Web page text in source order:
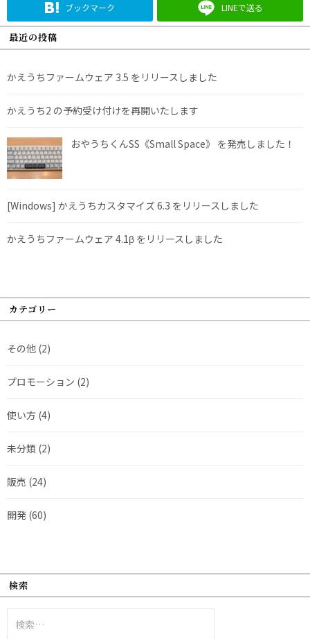
ブックマーク LINEで送る
最近の投稿
かえうちファームウェア 3.5 をリリースしました
かえうち2 の予約受け付けを再開いたします
おやうちくんSS《Small Space》 を発売しました！
[Windows] かえうちカスタマイズ 6.3 をリリースしました
かえうちファームウェア 4.1β をリリースしました
カテゴリー
その他 (2)
プロモーション (2)
使い方 (4)
未分類 (2)
販売 (24)
開発 (60)
検索
索: